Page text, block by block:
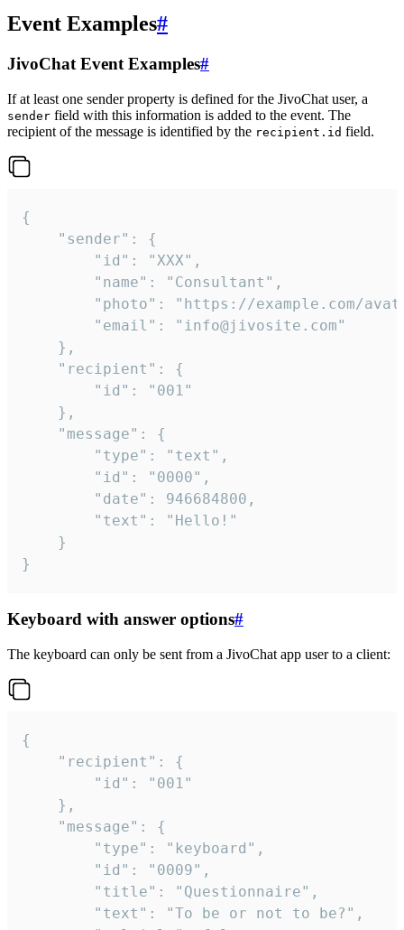
Event Examples#
JivoChat Event Examples#
If at least one sender property is defined for the JivoChat user, a
sender field with this information is added to the event. The
recipient of the message is identified by the recipient.id field.
{
}
Keyboard with answer options#
The keyboard can only be sent from a JivoChat app user to a client:
{